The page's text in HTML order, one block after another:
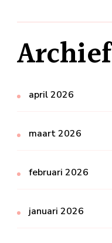
Archief
april 2026
maart 2026
februari 2026
januari 2026